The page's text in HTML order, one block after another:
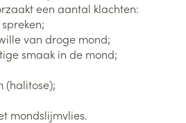
een aantal klachten:
van droge mond;
smaak in de mond;
(halitose);
mondslijmvlies.